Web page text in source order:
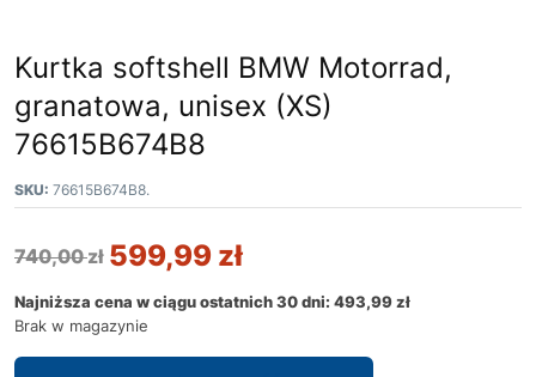
Kurtka softshell BMW Motorrad,
granatowa, unisex (XS)
76615B674B8
SKU: 76615B674B8.
740,00zł 599,99 zł
Najniższa cena w ciągu ostatnich 30 dni: 493,99zł
Brak w magazynie